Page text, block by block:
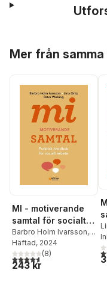
Mer från
MI - motiverande
samtal för socialt
arbete : praktisk
handbok för socialt
arbete
Barbro Holm Ivarsson,
Liria Ortiz,Peter
Wirbing
Häftad, 2024
4,6utav 5 stjärnor. Totalt
(8)
243 kr